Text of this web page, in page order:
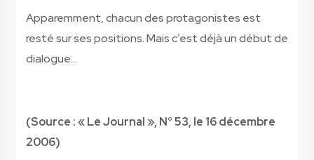
Apparemment, chacun des protagonistes est
resté sur ses positions. Mais c’est déjà un début de
dialogue…
(Source : « Le Journal », N° 53, le 16 décembre
2006)